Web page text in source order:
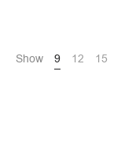
Show 9 12 15